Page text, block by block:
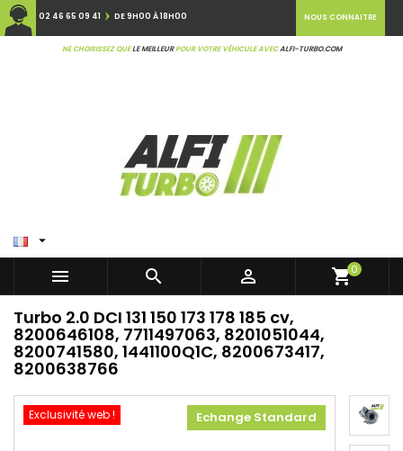
02 46 65 09 41 DE 9H00 À 18H00
NE CHOISISSEZ QUELE MEILLEURPOUR VOTRE VÉHICULE AVECALFI-TURBO.COM
NOUS CONNAITRE

   shopping_cart0
Turbo 2.0 DCI 131 150 173 178 185 cv,
8200646108, 7711497063, 8201051044,
8200741580, 1441100Q1C, 8200673417,
8200638766
Exclusivité web ! Echange Standard